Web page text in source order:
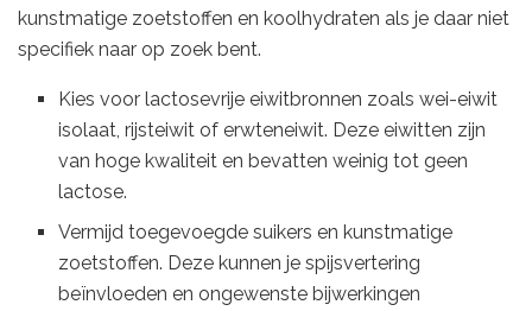
kunstmatige zoetstoffen en koolhydraten als je daar niet
specifiek naar op zoek bent.
Kies voor lactosevrije eiwitbronnen zoals wei-eiwit
isolaat, rijsteiwit of erwteneiwit. Deze eiwitten zijn
van hoge kwaliteit en bevatten weinig tot geen
lactose.
Vermijd toegevoegde suikers en kunstmatige
zoetstoffen. Deze kunnen je spijsvertering
beïnvloeden en ongewenste bijwerkingen